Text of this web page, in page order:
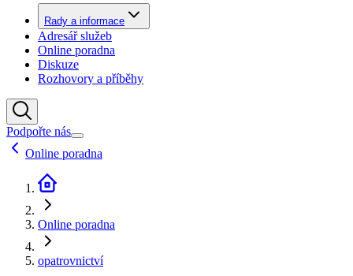
Rady a informace
Adresář služeb
Online poradna
Diskuze
Rozhovory a příběhy
Podpořte nás
Online poradna
Online poradna
opatrovnictví